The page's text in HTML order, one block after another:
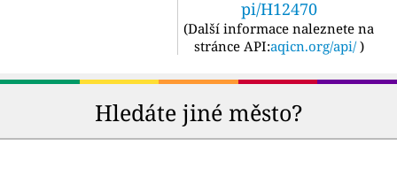
pi/H12470
(Další informace naleznete na
stránce API:aqicn.org/api/ )
Hledáte jiné město?